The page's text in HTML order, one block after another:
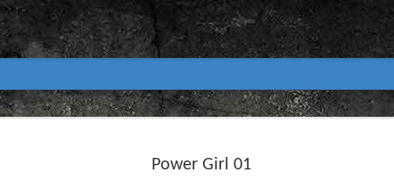
Power Girl 01
primavera 2026